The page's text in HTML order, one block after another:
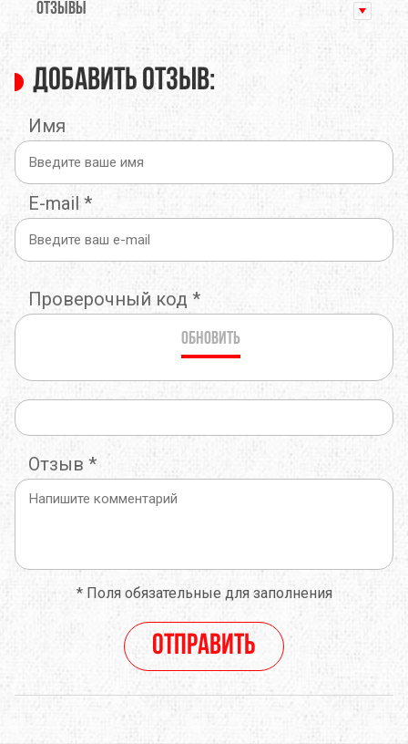
ОТЗЫВЫ
Добавить отзыв:
Имя
E-mail*
Проверочный код *
Обновить
Отзыв *
*Поля обязательные для заполнения
Отправить